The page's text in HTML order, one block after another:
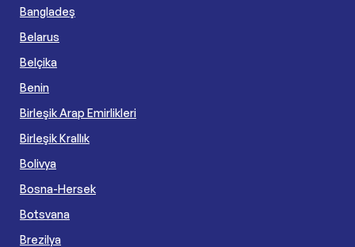
Bangladeş
Belarus
Belçika
Benin
Birleşik Arap Emirlikleri
Birleşik Krallık
Bolivya
Bosna-Hersek
Botsvana
Brezilya